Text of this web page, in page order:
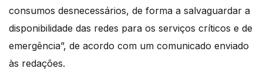
consumos desnecessários, de forma a salvaguardar a
disponibilidade das redes para os serviços críticos e de
emergência”, de acordo com um comunicado enviado
às redações.